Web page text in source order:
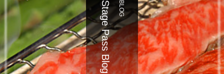
BLOG
Stage Pass Blog